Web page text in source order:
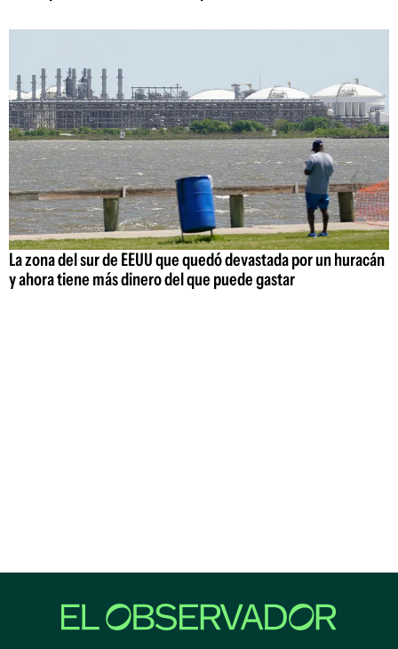
La zona del sur de EEUU que quedó devastada por un huracán
y ahora tiene más dinero del que puede gastar